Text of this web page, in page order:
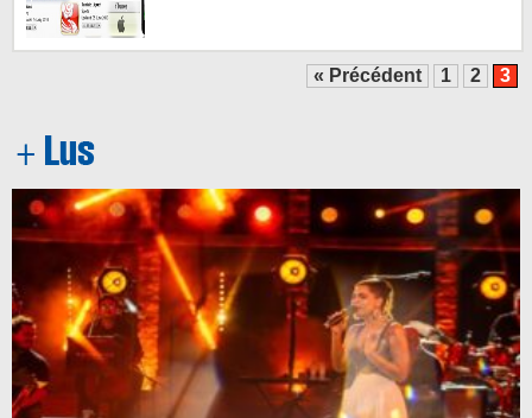
« Précédent 1 2 3